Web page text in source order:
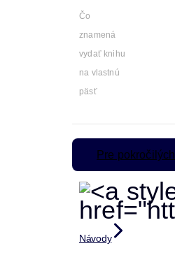
Čo
znamená
vydať knihu
na vlastnú
päsť
Pre pokročilých
Návody